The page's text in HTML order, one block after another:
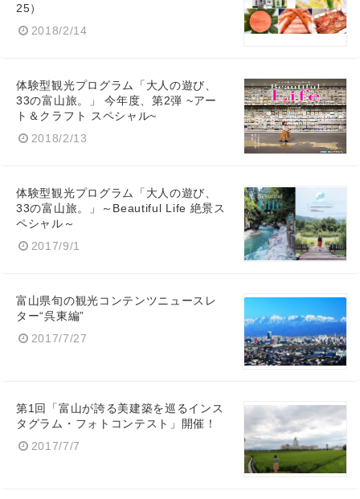
25）
2018/2/14
体験型観光プログラム「大人の遊び、
33の富山旅。」 今年度、第2弾 ~アー
ト＆クラフト スペシャル~
2018/2/13
体験型観光プログラム「大人の遊び、
33の富山旅。」～Beautiful Life 絶景ス
ペシャル～
2017/9/1
富山県旬の観光コンテンツニュースレ
ター“呉東編”
2017/7/27
第1回「富山が誇る美建築を巡るインス
タグラム・フォトコンテスト」開催！
2017/7/7